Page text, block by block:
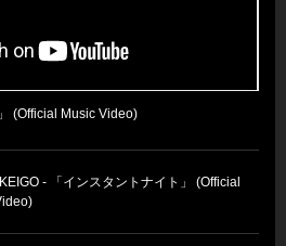
(Official Music Video)
- 「インスタントナイト」 (Official